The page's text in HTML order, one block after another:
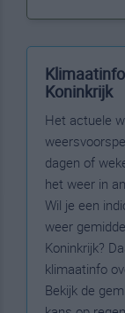
Koninkrijk
Het actuele
dagen of
het weer in
Wil je een
weer
Koninkrijk?
klimaatinfo
Bekijk de